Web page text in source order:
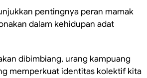
pentingnya peran mamak
dalam kehidupan adat
dibimbiang, urang kampuang
memperkuat identitas kolektif kita